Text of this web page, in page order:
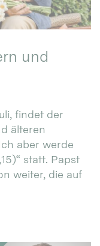
und
findet der
älteren
aber werde
statt. Papst
weiter, die auf